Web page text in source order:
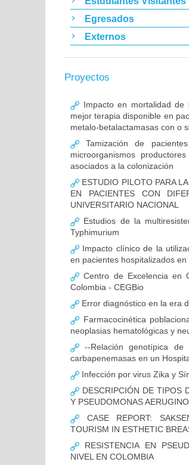
Egresados
Externos
Proyectos
Impacto en mortalidad
mejor terapia disponible en
metalo-betalactamasas con o
Tamización de
microorganismos
asociados a la colonización
ESTUDIO PILOTO PARA
EN PACIENTES CON
UNIVERSITARIO NACIONAL
Estudios de la
Typhimurium
Impacto clínico de la
en pacientes hospitalizados
Centro de Excelencia en
Colombia - CEGBio
Error diagnóstico en la era
Farmacocinética
neoplasias hematológicas y
--Relación genotípica de
carbapenemasas en un
Infección por virus Zika y
DESCRIPCIÓN DE TIPOS
Y PSEUDOMONAS
CASE REPORT:
TOURISM IN ESTHETIC
RESISTENCIA EN
NIVEL EN COLOMBIA